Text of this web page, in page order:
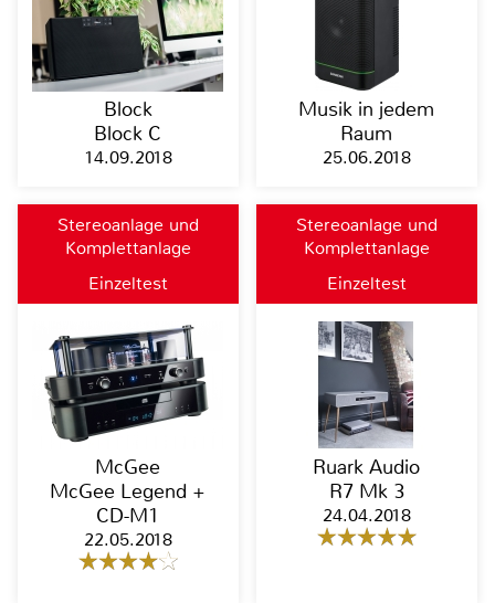
Block
Block C
14.09.2018
Musik in jedem
Raum
25.06.2018
Stereoanlage und
Komplettanlage
Einzeltest
McGee
McGee Legend +
CD-M1
22.05.2018
Stereoanlage und
Komplettanlage
Einzeltest
Ruark Audio
R7 Mk 3
24.04.2018